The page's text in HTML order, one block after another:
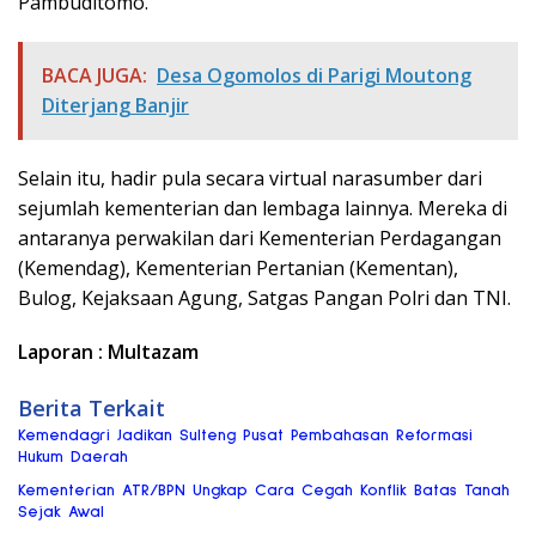
BACA JUGA: Desa Ogomolos di Parigi Moutong
Diterjang Banjir
Selain itu, hadir pula secara virtual narasumber dari
sejumlah kementerian dan lembaga lainnya. Mereka di
antaranya perwakilan dari Kementerian Perdagangan
(Kemendag), Kementerian Pertanian (Kementan),
Bulog, Kejaksaan Agung, Satgas Pangan Polri dan TNI.
Laporan : Multazam
Berita Terkait
Kemendagri Jadikan Sulteng Pusat Pembahasan Reformasi
Hukum Daerah
Kementerian ATR/BPN Ungkap Cara Cegah Konflik Batas Tanah
Sejak Awal